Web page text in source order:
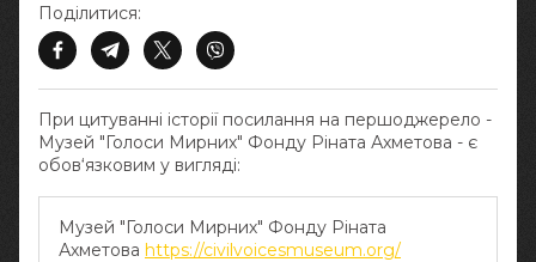
При цитуванні історії посилання на першоджерело -
Музей "Голоси Мирних" Фонду Ріната Ахметова - є
обов‘язковим у вигляді:
Музей "Голоси Мирних" Фонду Ріната
Ахметова https://civilvoicesmuseum.org/
Поділитися: